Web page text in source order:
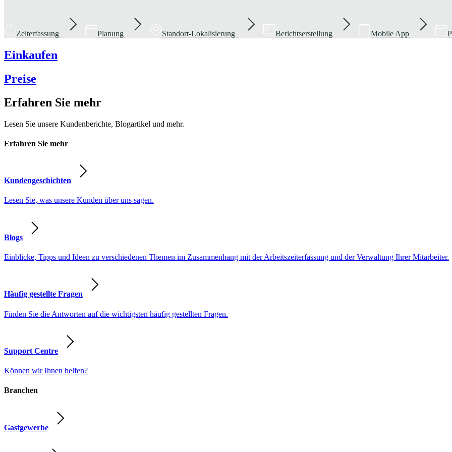
Zeiterfassung Planung Standort-Lokalisierung Berichtserstellung Mobile App
Einkaufen
Preise
Erfahren Sie mehr
Lesen Sie unsere Kundenberichte, Blogartikel und mehr.
Erfahren Sie mehr
Kundengeschichten
Lesen Sie, was unsere Kunden über uns sagen.
Blogs
Einblicke, Tipps und Ideen zu verschiedenen Themen im Zusammenhang mit der Arbeitszeiterfassung und der Verwaltung Ihrer Mitarbeiter.
Häufig gestellte Fragen
Finden Sie die Antworten auf die wichtigsten häufig gestellten Fragen.
Support Centre
Können wir Ihnen helfen?
Branchen
Gastgewerbe